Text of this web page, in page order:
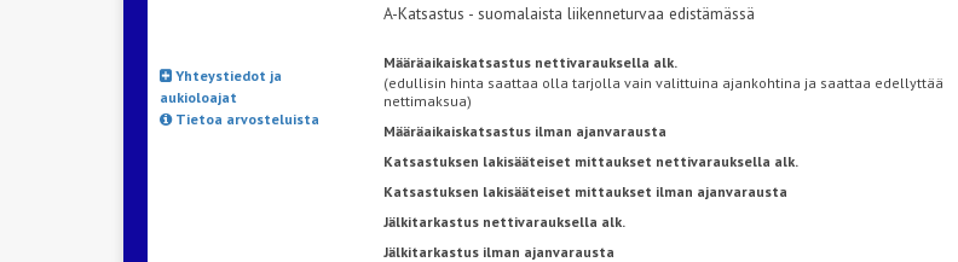
A-Katsastus - suomalaista liikenneturvaa edistämässä
Yhteystiedot ja
aukioloajat
Tietoa arvosteluista
Määräaikaiskatsastus nettivarauksella alk.
(edullisin hinta saattaa olla tarjolla vain valittuina ajankohtina ja saattaa edellyttää
nettimaksua)
Määräaikaiskatsastus ilman ajanvarausta
Katsastuksen lakisääteiset mittaukset nettivarauksella alk.
Katsastuksen lakisääteiset mittaukset ilman ajanvarausta
Jälkitarkastus nettivarauksella alk.
Jälkitarkastus ilman ajanvarausta